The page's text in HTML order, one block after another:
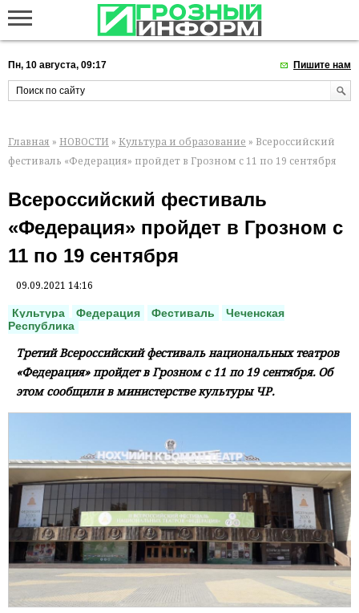
Пн, 10 августа, 09:17 Пишите нам
Главная » НОВОСТИ » Культура и образование » Всероссийский
фестиваль «Федерация» пройдет в Грозном с 11 по 19 сентября
Всероссийский фестиваль
«Федерация» пройдет в Грозном с
11 по 19 сентября
09.09.2021 14:16
Культура Федерация Фестиваль
Чеченская
Республика
Третий Всероссийский фестиваль национальных театров
«Федерация» пройдет в Грозном с 11 по 19 сентября. Об
этом сообщили в министерстве культуры ЧР.